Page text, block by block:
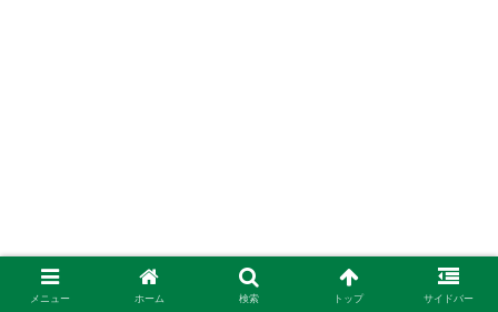
メニュー ホーム 検索 トップ サイドバー